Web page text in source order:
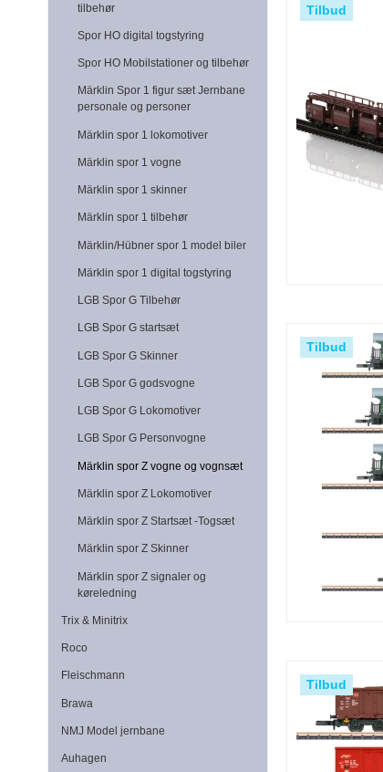
tilbehør
Spor HO digital togstyring
Spor HO Mobilstationer og tilbehør
Märklin Spor 1 figur sæt Jernbane
personale og personer
Märklin spor 1 lokomotiver
Märklin spor 1 vogne
Märklin spor 1 skinner
Märklin spor 1 tilbehør
Märklin/Hübner spor 1 model biler
Märklin spor 1 digital togstyring
LGB Spor G Tilbehør
LGB Spor G startsæt
LGB Spor G Skinner
LGB Spor G godsvogne
LGB Spor G Lokomotiver
LGB Spor G Personvogne
Märklin spor Z vogne og vognsæt
Märklin spor Z Lokomotiver
Märklin spor Z Startsæt -Togsæt
Märklin spor Z Skinner
Märklin spor Z signaler og
køreledning
Trix & Minitrix
Roco
Fleischmann
Brawa
NMJ Model jernbane
Auhagen
Tilbud
Tilbud
Tilbud